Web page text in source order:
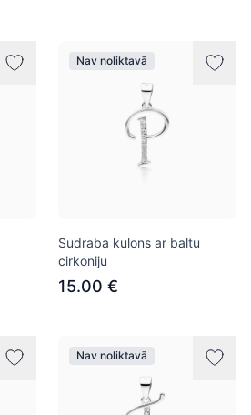
Nav noliktavā
Sudraba kulons ar baltu
cirkoniju
15.00 €
Nav noliktavā